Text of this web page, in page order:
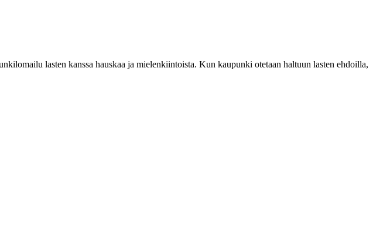
lasten kanssa hauskaa ja mielenkiintoista. Kun kaupunki otetaan haltuun lasten ehdoilla,